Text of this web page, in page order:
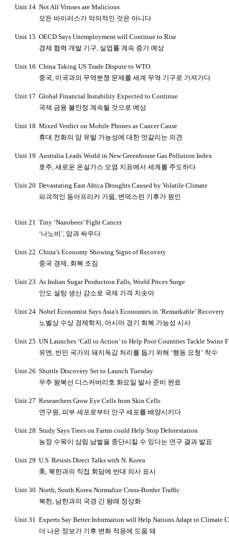
Unit 14 Not All Viruses are Malicious
모든 바이러스가 악의적인 것은 아니다
Unit 15 OECD Says Unemployment will Continue to Rise
경제 협력 개발 기구, 실업률 계속 증가 예상
Unit 16 China Taking US Trade Dispute to WTO
중국, 미국과의 무역분쟁 문제를 세계 무역 기구로 가져가다
Unit 17 Global Financial Instability Expected to Continue
국제 금융 불안정 계속될 것으로 예상
Unit 18 Mixed Verdict on Mobile Phones as Cancer Cause
휴대 전화의 암 유발 가능성에 대한 엇갈리는 의견
Unit 19 Australia Leads World in New Greenhouse Gas Pollution Index
호주, 새로운 온실가스 오염 지표에서 세계를 주도하다
Unit 20 Devastating East Africa Droughts Caused by Volatile Climate
파괴적인 동아프리카 가뭄, 변덕스런 기후가 원인
Unit 21 Tiny ‘Nanobees’ Fight Cancer
‘나노비 ’, 암과 싸우다
Unit 22 China’s Economy Showing Signs of Recovery
중국 경제, 회복 조짐
Unit 23 As Indian Sugar Production Falls, World Prices Surge
인도 설탕 생산 감소로 국제 가격 치솟아
Unit 24 Nobel Economist Says Asia’s Economies in ‘Remarkable’ Recovery
노벨상 수상 경제학자, 아시아 경기 회복 가능성 시사
Unit 25 UN Launches ‘Call to Action’ to Help Poor Countries Tackle Swine
유엔, 빈민 국가의 돼지독감 처리를 돕기 위해 ‘행동 요청 ’ 착수
Unit 26 Shuttle Discovery Set to Launch Tuesday
우주 왕복선 디스커버리호 화요일 발사 준비 완료
Unit 27 Researchers Grow Eye Cells from Skin Cells
연구원, 피부 세포로부터 안구 세포를 배양시 키다
Unit 28 Study Says Trees on Farms could Help Stop Deforestation
농장 수목이 삼림 남벌을 중단시킬 수 있다는 연구 결과 발표
Unit 29 U.S. Resists Direct Talks with N. Korea
美, 북한과의 직접 회담에 반대 의사 표시
Unit 30 North, South Korea Normalize Cross-Border Traffic
북한, 남한과의 국경 간 왕래 정상화
Unit 31 Experts Say Better Information will Help Nations Adapt to Climate
더 나은 정보가 기후 변화 적응에 도움 돼